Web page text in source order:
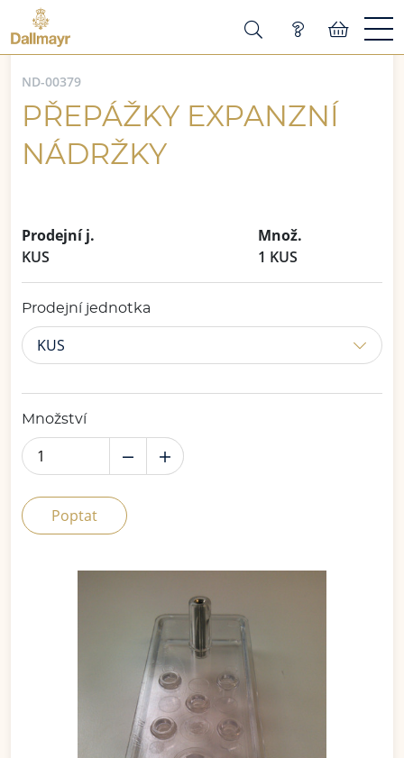
ND-00379
PŘEPÁŽKY EXPANZNÍ
NÁDRŽKY
Prodejní j.
Množ.
KUS
1 KUS
Prodejní jednotka
KUS
Množství
Poptat